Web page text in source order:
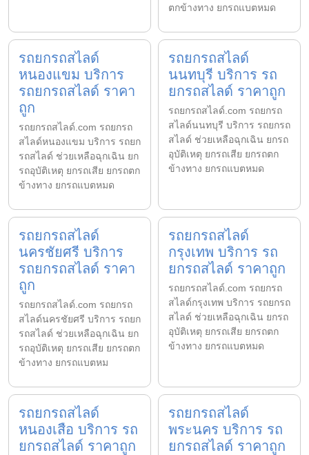
ตกข้างทาง ยกรถแบตหมด
รถยกรถสไลด์
หนองแขม บริการ
รถยกรถสไลด์ ราคา
ถูก
รถยกรถสไลด์.com รถยกรถ
สไลด์หนองแขม บริการ รถยก
รถสไลด์ ช่วยเหลือฉุกเฉิน ยก
รถอุบัติเหตุ ยกรถเสีย ยกรถตก
ข้างทาง ยกรถแบตหมด
รถยกรถสไลด์
นนทบุรี บริการ รถ
ยกรถสไลด์ ราคาถูก
รถยกรถสไลด์.com รถยกรถ
สไลด์นนทบุรี บริการ รถยกรถ
สไลด์ ช่วยเหลือฉุกเฉิน ยกรถ
อุบัติเหตุ ยกรถเสีย ยกรถตก
ข้างทาง ยกรถแบตหมด
รถยกรถสไลด์
นครชัยศรี บริการ
รถยกรถสไลด์ ราคา
ถูก
รถยกรถสไลด์.com รถยกรถ
สไลด์นครชัยศรี บริการ รถยก
รถสไลด์ ช่วยเหลือฉุกเฉิน ยก
รถอุบัติเหตุ ยกรถเสีย ยกรถตก
ข้างทาง ยกรถแบตหม
รถยกรถสไลด์
กรุงเทพ บริการ รถ
ยกรถสไลด์ ราคาถูก
รถยกรถสไลด์.com รถยกรถ
สไลด์กรุงเทพ บริการ รถยกรถ
สไลด์ ช่วยเหลือฉุกเฉิน ยกรถ
อุบัติเหตุ ยกรถเสีย ยกรถตก
ข้างทาง ยกรถแบตหมด
รถยกรถสไลด์
หนองเสือ บริการ รถ
ยกรถสไลด์ ราคาถูก
รถยกรถสไลด์
พระนคร บริการ รถ
ยกรถสไลด์ ราคาถูก